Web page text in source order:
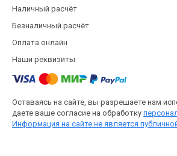
Наличный расчёт
Безналичный расчёт
Оплата онлайн
Наши реквизиты
Оставаясь на сайте, вы разрешаете нам
даете ваше согласие на обработку
Информация на сайте не является